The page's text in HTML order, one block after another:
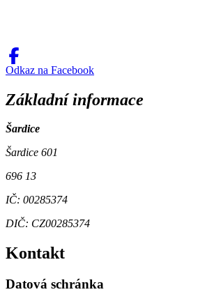
Odkaz na Facebook
Základní informace
Šardice
Šardice 601
696 13
IČ: 00285374
DIČ: CZ00285374
Kontakt
Datová schránka